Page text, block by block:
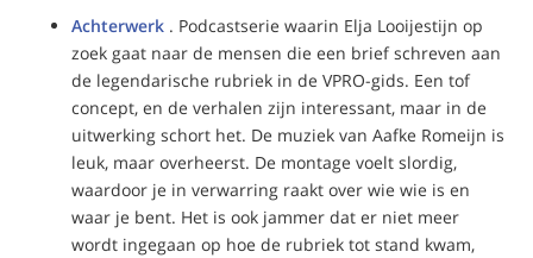
Achterwerk . Podcastserie waarin Elja Looijestijn op
zoek gaat naar de mensen die een brief schreven aan
de legendarische rubriek in de VPRO-gids. Een tof
concept, en de verhalen zijn interessant, maar in de
uitwerking schort het. De muziek van Aafke Romeijn is
leuk, maar overheerst. De montage voelt slordig,
waardoor je in verwarring raakt over wie wie is en
waar je bent. Het is ook jammer dat er niet meer
wordt ingegaan op hoe de rubriek tot stand kwam,